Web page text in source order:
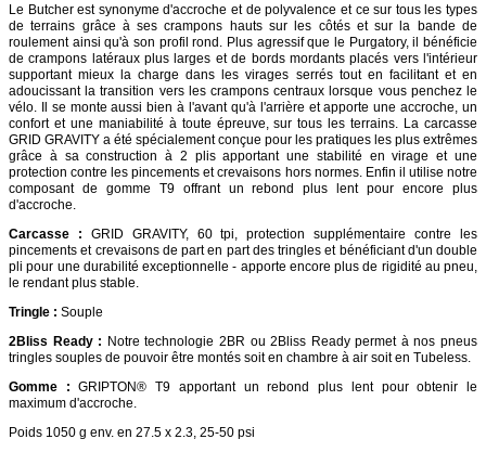
Le Butcher est synonyme d'accroche et de polyvalence et ce sur tous les types
de terrains grâce à ses crampons hauts sur les côtés et sur la bande de
roulement ainsi qu'à son profil rond. Plus agressif que le Purgatory, il bénéficie
de crampons latéraux plus larges et de bords mordants placés vers l'intérieur
supportant mieux la charge dans les virages serrés tout en facilitant et en
adoucissant la transition vers les crampons centraux lorsque vous penchez le
vélo. Il se monte aussi bien à l'avant qu'à l'arrière et apporte une accroche, un
confort et une maniabilité à toute épreuve, sur tous les terrains. La carcasse
GRID GRAVITY a été spécialement conçue pour les pratiques les plus extrêmes
grâce à sa construction à 2 plis apportant une stabilité en virage et une
protection contre les pincements et crevaisons hors normes. Enfin il utilise notre
composant de gomme T9 offrant un rebond plus lent pour encore plus
d'accroche.
Carcasse : GRID GRAVITY, 60 tpi, protection supplémentaire contre les
pincements et crevaisons de part en part des tringles et bénéficiant d'un double
pli pour une durabilité exceptionnelle - apporte encore plus de rigidité au pneu,
le rendant plus stable.
Tringle : Souple
2Bliss Ready : Notre technologie 2BR ou 2Bliss Ready permet à nos pneus
tringles souples de pouvoir être montés soit en chambre à air soit en Tubeless.
Gomme : GRIPTON® T9 apportant un rebond plus lent pour obtenir le
maximum d'accroche.
Poids 1050 g env. en 27.5 x 2.3, 25-50 psi